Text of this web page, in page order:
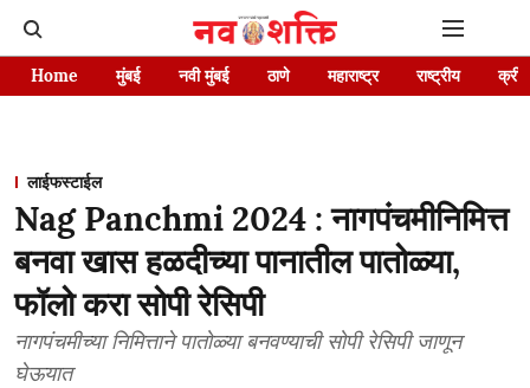
Home मुंबई नवी मुंबई ठाणे महाराष्ट्र राष्ट्रीय
लाईफस्टाईल
Nag Panchmi 2024 : नागपंचमीनिमित्त
बनवा खास हळदीच्या पानातील पातोळ्या,
फॉलो करा सोपी रेसिपी
नागपंचमीच्या निमित्ताने पातोळ्या बनवण्याची सोपी रेसिपी जाणून
घेऊयात